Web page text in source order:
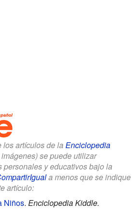
los artículos de la Enciclopedia
se puede utilizar
personales y educativos bajo la
a menos que se indique
artículo:
Niños. Enciclopedia Kiddle.